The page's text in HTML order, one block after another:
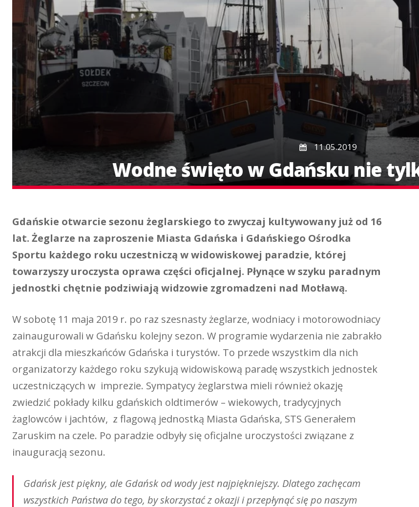
11.05.2019
Wodne święto w Gdańsku nie
Gdańskie otwarcie sezonu żeglarskiego to zwyczaj kultywowany już od 16
lat. Żeglarze na zaproszenie Miasta Gdańska i Gdańskiego Ośrodka
Sportu każdego roku uczestniczą w widowiskowej paradzie, której
towarzyszy uroczysta oprawa części oficjalnej. Płynące w szyku paradnym
jednostki chętnie podziwiają widzowie zgromadzeni nad Motławą.
W sobotę 11 maja 2019 r. po raz szesnasty żeglarze, wodniacy i motorowodniacy
zainaugurowali w Gdańsku kolejny sezon. W programie wydarzenia nie zabrakło
atrakcji dla mieszkańców Gdańska i turystów. To przede wszystkim dla nich
organizatorzy każdego roku szykują widowiskową paradę wszystkich jednostek
uczestniczących w imprezie. Sympatycy żeglarstwa mieli również okazję
zwiedzić pokłady kilku gdańskich oldtimerów – wiekowych, tradycyjnych
żaglowców i jachtów, z flagową jednostką Miasta Gdańska, STS Generałem
Zaruskim na czele. Po paradzie odbyły się oficjalne uroczystości związane z
inauguracją sezonu.
Gdańsk jest piękny, ale Gdańsk od wody jest najpiękniejszy. Dlatego zachęcam
wszystkich Państwa do tego, by skorzystać z okazji i przepłynąć się po naszym